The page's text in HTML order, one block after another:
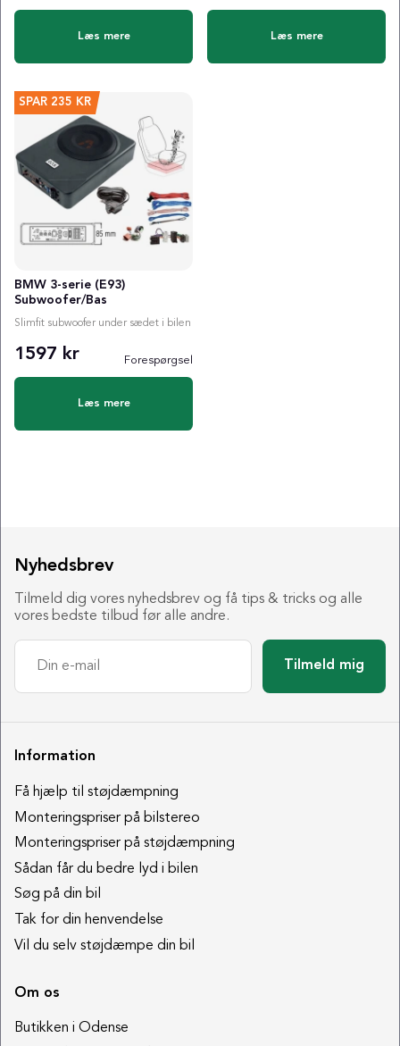
Læs mere Læs mere
SPAR 235 KR
BMW 3-serie (E93)
Subwoofer/Bas
Slimfit subwoofer under sædet i bilen
1597 kr Forespørgsel
Læs mere
Nyhedsbrev
Tilmeld dig vores nyhedsbrev og få tips & tricks og alle
vores bedste tilbud før alle andre.
Tilmeld mig
Information
Få hjælp til støjdæmpning
Monteringspriser på bilstereo
Monteringspriser på støjdæmpning
Sådan får du bedre lyd i bilen
Søg på din bil
Tak for din henvendelse
Vil du selv støjdæmpe din bil
Om os
Butikken i Odense